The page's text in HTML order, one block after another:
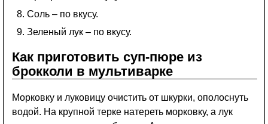
Соль – по вкусу.
Зеленый лук – по вкусу.
Как приготовить суп-пюре из
брокколи в мультиварке
Морковку и луковицу очистить от шкурки, ополоснуть
водой. На крупной терке натереть морковку, а лук